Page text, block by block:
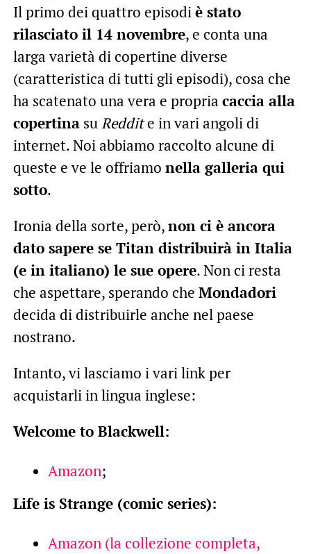
Il primo dei quattro episodiè stato
rilasciato il 14 novembre, e conta una
larga varietà di copertine diverse
(caratteristica di tutti gli episodi), cosa che
ha scatenato una vera e propria caccia alla
copertinasuReddite in vari angoli di
internet. Noi abbiamo raccolto alcune di
queste e ve le offriamo nella galleria qui
sotto.
Ironia della sorte, però,non ci è ancora
dato sapere se Titan distribuirà in Italia
(e in italiano) le sue opere. Non ci resta
che aspettare, sperando che Mondadori
decida di distribuirle anche nel paese
nostrano.
Intanto, vi lasciamo i vari link per
acquistarli in lingua inglese:
Welcome to Blackwell:
Amazon;
Life is Strange (comic series):
Amazon (la collezione completa,